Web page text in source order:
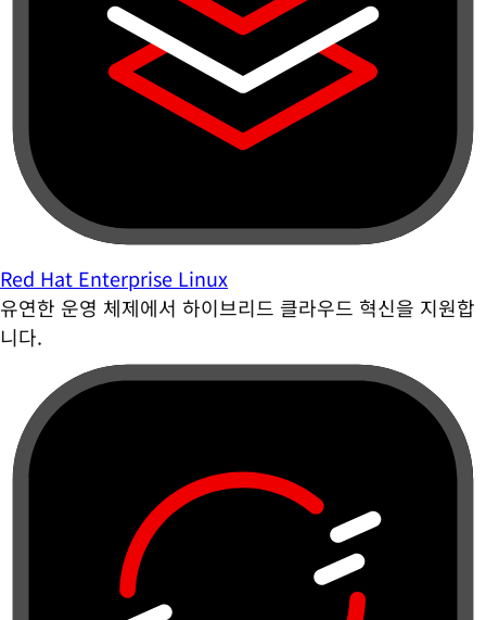
Red Hat Enterprise Linux
유연한 운영 체제에서 하이브리드 클라우드 혁신을 지원합
니다.